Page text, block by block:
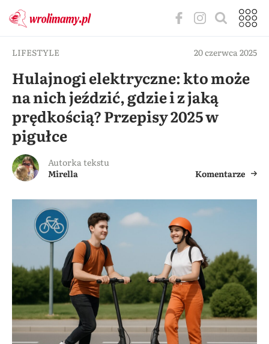
LIFESTYLE 20 czerwca 2025
Hulajnogi elektryczne: kto może
na nich jeździć, gdzie i z jaką
prędkością? Przepisy 2025 w
pigułce
Autorka tekstu
Mirella
Komentarze